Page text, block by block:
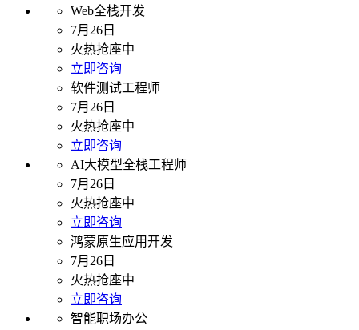
Web全栈开发
7月26日
火热抢座中
立即咨询
软件测试工程师
7月26日
火热抢座中
立即咨询
AI大模型全栈工程师
7月26日
火热抢座中
立即咨询
鸿蒙原生应用开发
7月26日
火热抢座中
立即咨询
智能职场办公